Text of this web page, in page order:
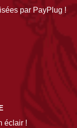
par PayPlug !
éclair !